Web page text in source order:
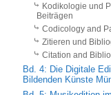
Kodikologie und
Beiträgen
Codicology and
Zitieren und
Citation and
Bd. 4: Die Digitale
Bildenden Künste